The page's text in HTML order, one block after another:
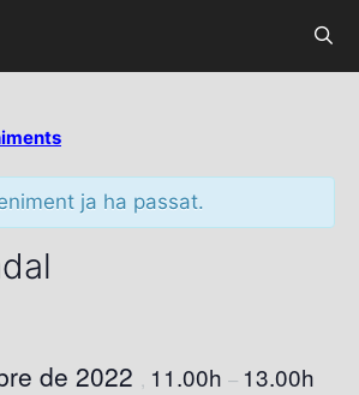
ja ha passat.
de 2022 11.00h – 13.00h